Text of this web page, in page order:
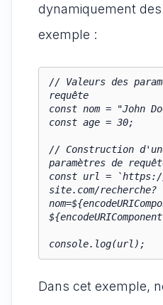
dynamiquement des
exemple :
// Valeurs des
requête
const nom = "John
const age = 30;
// Construction
paramètres de
const url = `https://
site.com/recherche?
console.log(url);
Dans cet exemple,